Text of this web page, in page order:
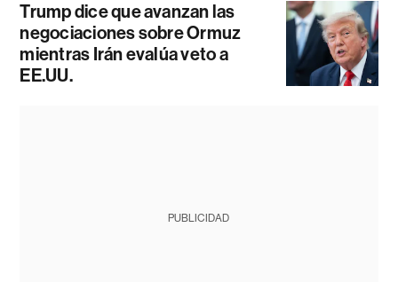
Trump dice que avanzan las
negociaciones sobre Ormuz
mientras Irán evalúa veto a
EE.UU.
PUBLICIDAD